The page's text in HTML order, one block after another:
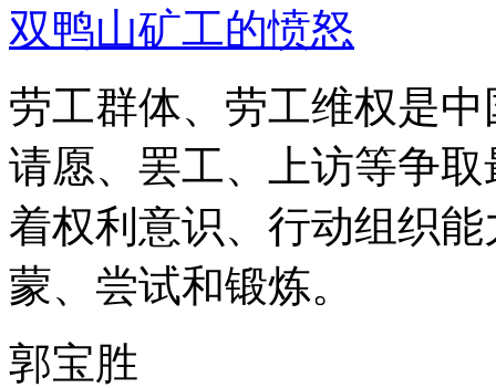
双鸭山矿工的愤怒
劳工群体、劳工维权是
请愿、罢工、上访等争
着权利意识、行动组织
蒙、尝试和锻炼。
郭宝胜